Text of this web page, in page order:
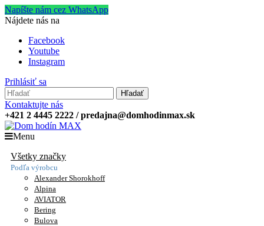
Napíšte nám cez WhatsApp
Nájdete nás na
Facebook
Youtube
Instagram
Prihlásiť sa
Hľadať
Kontaktujte nás
+421 2 4445 2222 / predajna@domhodinmax.sk
Menu
Všetky značky
Podľa výrobcu
Alexander Shorokhoff
Alpina
AVIATOR
Bering
Bulova